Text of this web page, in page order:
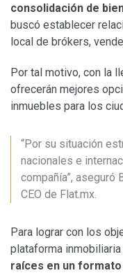
consolidación de
buscó establecer
local de brókers,
Por tal motivo, con la
ofrecerán mejores
inmuebles para los
“Por su situación
nacionales e
compañía”, aseguró
CEO de Flat.mx.
Para lograr con los
plataforma inmobiliaria
raíces en un